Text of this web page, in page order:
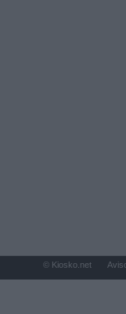
© Kiosko.net